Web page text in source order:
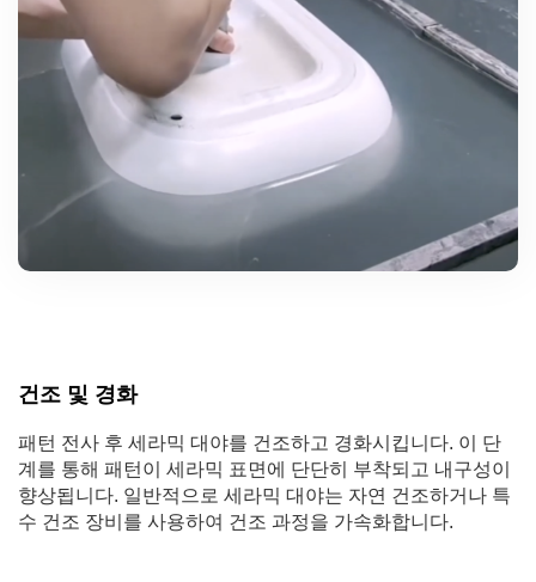
건조 및 경화
패턴 전사 후 세라믹 대야를 건조하고 경화시킵니다. 이 단
계를 통해 패턴이 세라믹 표면에 단단히 부착되고 내구성이
향상됩니다. 일반적으로 세라믹 대야는 자연 건조하거나 특
수 건조 장비를 사용하여 건조 과정을 가속화합니다.